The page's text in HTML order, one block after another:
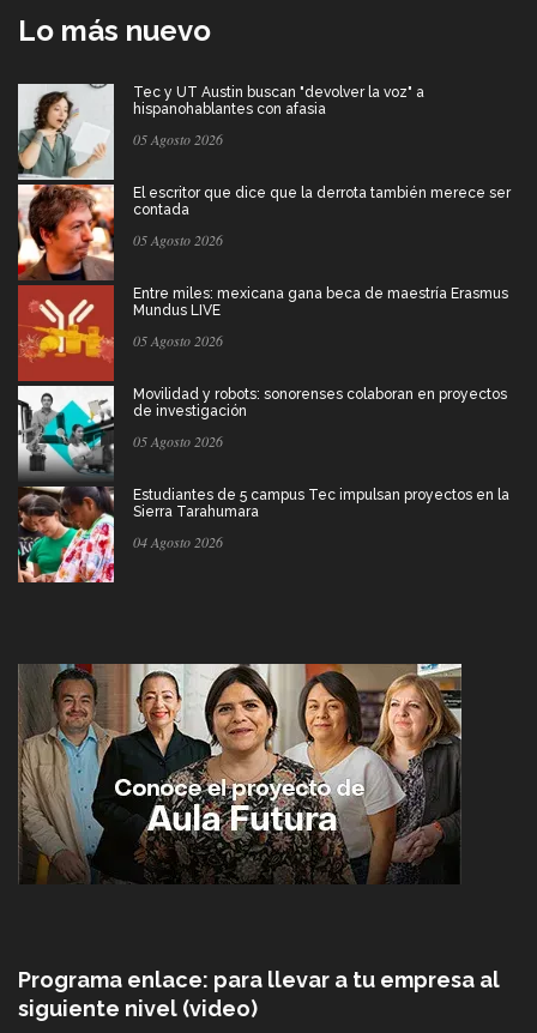
Lo más nuevo
Tec y UT Austin buscan "devolver la voz" a
hispanohablantes con afasia
05 Agosto 2026
El escritor que dice que la derrota también merece ser
contada
05 Agosto 2026
Entre miles: mexicana gana beca de maestría Erasmus
Mundus LIVE
05 Agosto 2026
Movilidad y robots: sonorenses colaboran en proyectos
de investigación
05 Agosto 2026
Estudiantes de 5 campus Tec impulsan proyectos en la
Sierra Tarahumara
04 Agosto 2026
Programa enlace: para llevar a tu empresa al
siguiente nivel (video)